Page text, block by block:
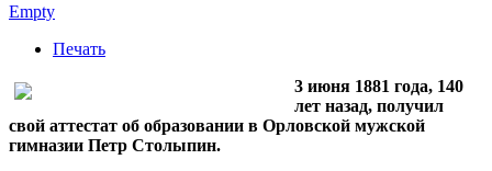
Empty
Печать
3 июня 1881 года, 140
лет назад, получил
свой аттестат об образовании в Орловской мужской
гимназии Петр Столыпин.